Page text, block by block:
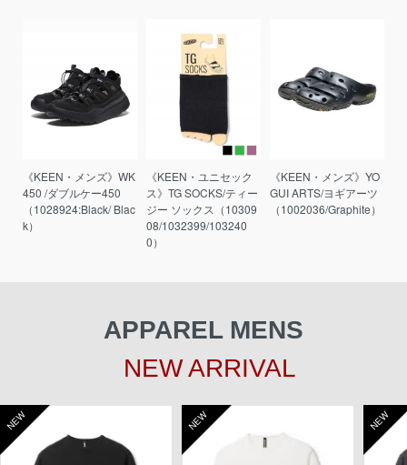
《KEEN・メンズ》WK
450 /ダブルケー450
（1028924:Black/ Blac
k）
《KEEN・ユニセック
ス》TG SOCKS/ティー
ジー ソックス（10309
08/1032399/103240
0）
《KEEN・メンズ》YO
GUI ARTS/ヨギアーツ
（1002036/Graphite）
APPAREL MENS
NEW ARRIVAL
NEW NEW NEW